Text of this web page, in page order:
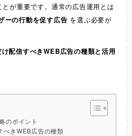
とが重要です。通常の広告運用とは
ーの行動を促す広告 を選ぶ必要が
配信すべきWEB広告の種類と活用
のポイント
べきWEB広告の種類